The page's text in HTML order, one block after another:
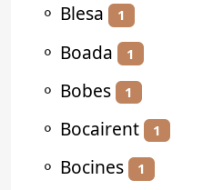
⚬ Blesa 1
⚬ Boada 1
⚬ Bobes 1
⚬ Bocairent 1
⚬ Bocines 1